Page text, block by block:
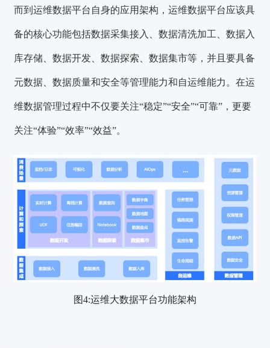
而到运维数据平台自身的应用架构，运维数据平台应该具
备的核心功能包括数据采集接入、数据清洗加工、数据入
库存储、数据开发、数据探索、数据集市等，并且要具备
元数据、数据质量和安全等管理能力和自运维能力。在运
维数据管理过程中不仅要关注“稳定”“安全”“可靠”，更要
关注“体验”“效率”“效益”。
图4:运维大数据平台功能架构